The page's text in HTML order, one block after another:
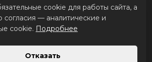
Сб.: выходной Вс.: выходной
cookie для работы сайта, а
согласия — аналитические и
cookie. Подробнее
Отказать